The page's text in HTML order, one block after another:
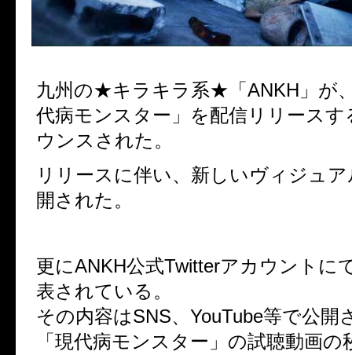
九州の★キラキラ系★「ANKH」が
代病モンスター」を配信リリース
ウンスされた。
リリースに伴い、新しいヴィジュ
開された。
更にANKH公式Twitterアカウントに
表されている。
その内容はSNS、YouTube等で公開
「現代病モンスター」の試聴動画